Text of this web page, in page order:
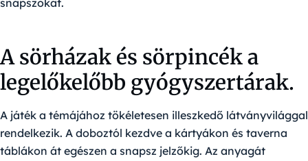
snapszokat.
A sörházak és sörpincék a
legelőkelőbb gyógyszertárak.
A játék a témájához tökéletesen illeszkedő látványvilággal
rendelkezik. A doboztól kezdve a kártyákon és taverna
táblákon át egészen a snapsz jelzőkig. Az anyagát